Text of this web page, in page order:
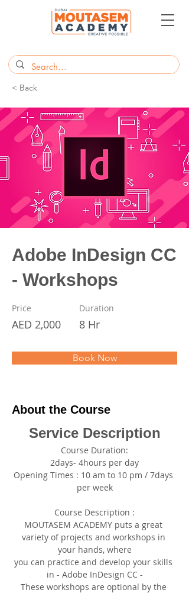
< Back
Adobe InDesign CC
- Workshops
Price
AED 2,000
Duration
8 Hr
Book Now
About the Course
Service Description
Course Duration:
2days- 4hours per day
Opening Times : 10 am to 10 pm / 7days
per week
Course Description :
MOUTASEM ACADEMY puts a great
variety of projects and workshops in
your hands, where
you can practice and develop your skills
in - Adobe InDesign CC -
These workshops are optional by the